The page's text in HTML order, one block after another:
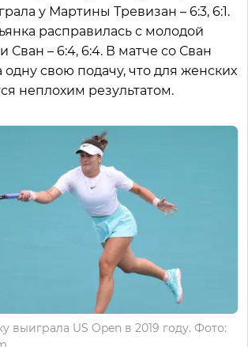
у Мартины Тревизан – 6:3, 6:1.
расправилась с молодой
Сван – 6:4, 6:4. В матче со Сван
одну свою подачу, что для женских
неплохим результатом.
выиграла US Open в 2019 году. Фото: